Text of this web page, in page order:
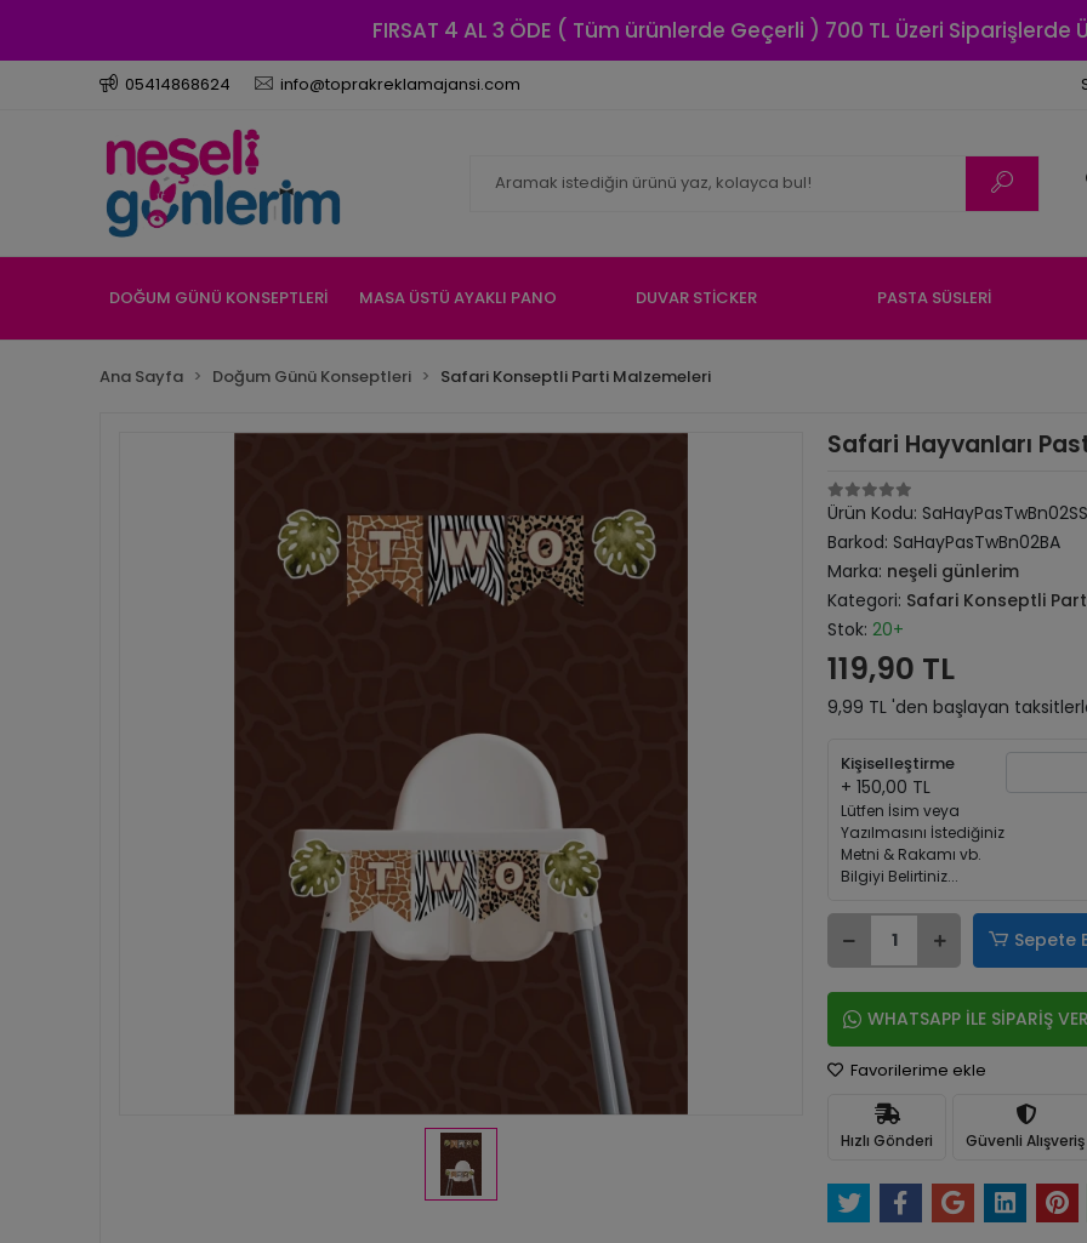
FIRSAT 4 AL 3 ÖDE ( Tüm ürünlerde Geçerli ) 700 TL Üzeri Siparişlerde
05414868624 info@toprakreklamajansi.com
DOĞUM GÜNÜ KONSEPTLERİ MASA ÜSTÜ AYAKLI PANO DUVAR STİCKER PASTA SÜSLERİ
Ana Sayfa Doğum Günü Konseptleri Safari Konseptli Parti Malzemeleri
Safari Hayvanları
Ürün Kodu: SaHayPasTwBn02SS
Barkod: SaHayPasTwBn02BA
Marka: neşeli günlerim
Kategori: Safari Konseptli
Stok: 20+
119,90 TL
9,99 TL 'den başlayan
Kişiselleştirme
+ 150,00 TL
Lütfen İsim veya
Yazılmasını İstediğiniz
Metni & Rakamı vb.
Bilgiyi Belirtiniz...
Sepete
WHATSAPP İLE SİPARİŞ VER
Favorilerime ekle
Hızlı Gönderi Güvenli Alışveriş